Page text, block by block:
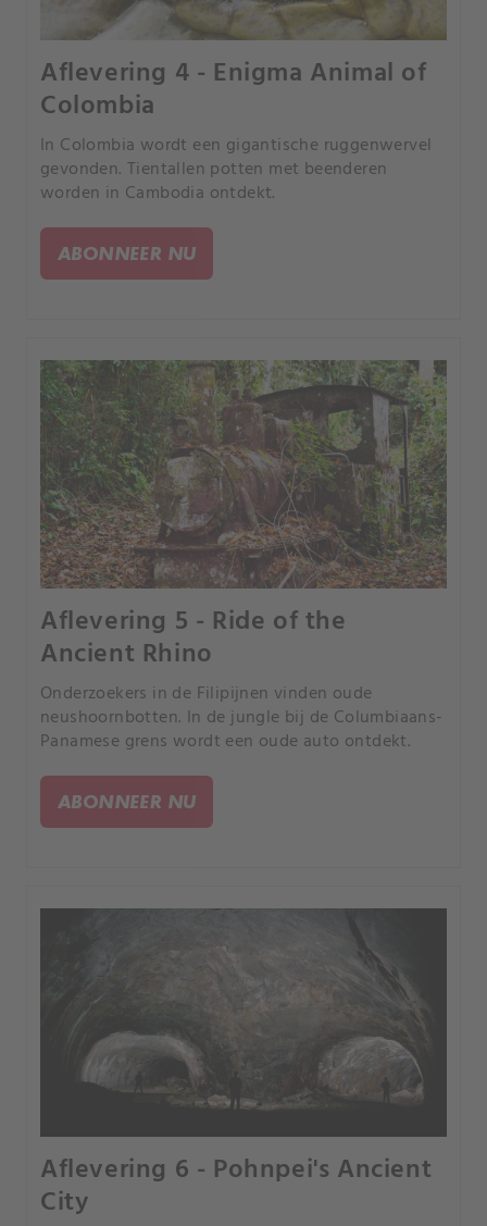
Aflevering 4 - Enigma Animal of
Colombia
In Colombia wordt een gigantische ruggenwervel
gevonden. Tientallen potten met beenderen
worden in Cambodia ontdekt.
ABONNEER NU
Aflevering 5 - Ride of the
Ancient Rhino
Onderzoekers in de Filipijnen vinden oude
neushoornbotten. In de jungle bij de Columbiaans-
Panamese grens wordt een oude auto ontdekt.
ABONNEER NU
Aflevering 6 - Pohnpei's Ancient
City